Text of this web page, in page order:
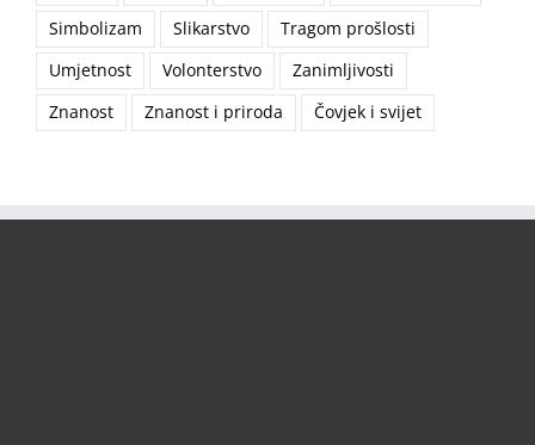
Simbolizam
Slikarstvo
Tragom prošlosti
Umjetnost
Volonterstvo
Zanimljivosti
Znanost
Znanost i priroda Čovjek i svijet